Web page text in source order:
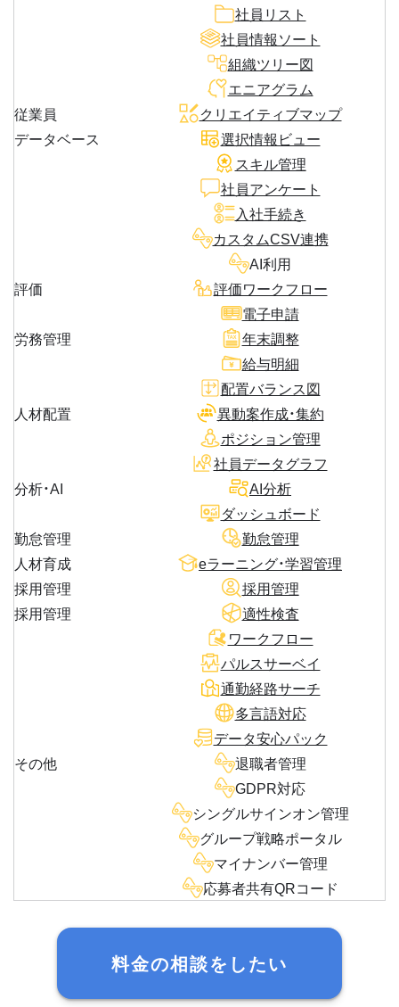
従業員
データベース
社員リスト
社員情報ソート
組織ツリー図
エニアグラム
クリエイティブマップ
選択情報ビュー
スキル管理
社員アンケート
入社手続き
カスタムCSV連携
AI利用
評価
評価ワークフロー
労務管理
電子申請
年末調整
給与明細
人材配置
配置バランス図
異動案作成・集約
ポジション管理
分析・AI
社員データグラフ
AI分析
ダッシュボード
勤怠管理
勤怠管理
人材育成
eラーニング・学習管理
採用管理
採用管理
採用管理
適性検査
その他
ワークフロー
パルスサーベイ
通勤経路サーチ
多言語対応
データ安心パック
退職者管理
GDPR対応
シングルサインオン管理
グループ戦略ポータル
マイナンバー管理
応募者共有QRコード
料金の相談をしたい